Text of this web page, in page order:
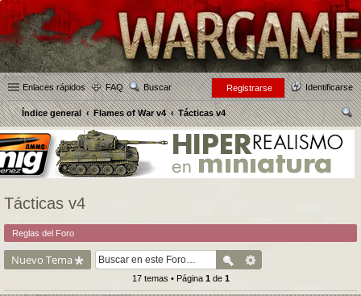
Enlaces rápidos FAQ Buscar Identificarse
Registrarse
Índice general Flames of War v4
Tácticas v4
us
Tácticas v4
Reglas del Foro
Nuevo Tema
17 temas • Página 1de 1